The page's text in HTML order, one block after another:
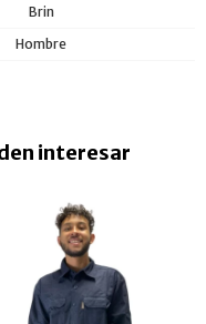
Brin
Hombre
interesar